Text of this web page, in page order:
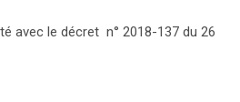
délivrée par un organisme
rigoureux, garantissant ainsi le
avec le décret n° 2018-137 du 26